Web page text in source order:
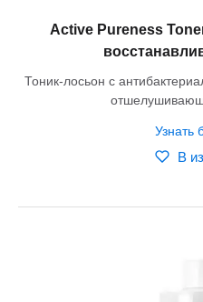
Active Pureness
Тоник-лосьон с
Узнать
В